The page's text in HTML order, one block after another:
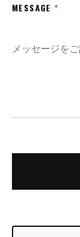
MESSAGE*